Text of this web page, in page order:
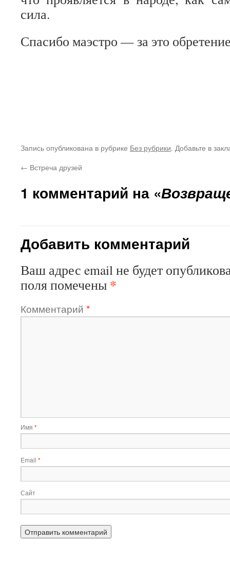
сила.
Спасибо маэстро — за это
Запись опубликована в рубрике Без рубрики. Добавьте в
← Встреча друзей
1 комментарий на «
Добавить комментарий
Ваш адрес email не будет
поля помечены *
Комментарий *
Имя *
Email *
Сайт